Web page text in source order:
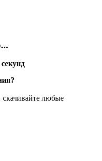
секунд
любые